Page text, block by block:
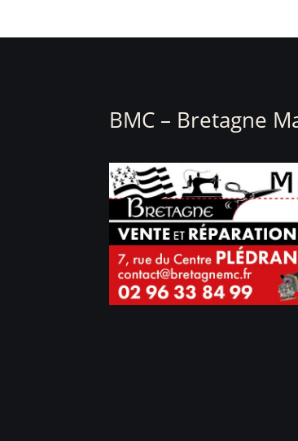
BMC – Bretagne